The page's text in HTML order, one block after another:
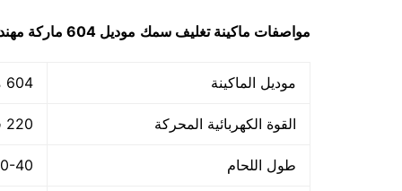
مواصفات ماكينة تغليف سمك موديل 604 ماركة
موديل الماكينة 604 ماركة المهندس منسي
القوة الكهربائية المحركة 220 فولت – 50هرتز
طول اللحام 30-40